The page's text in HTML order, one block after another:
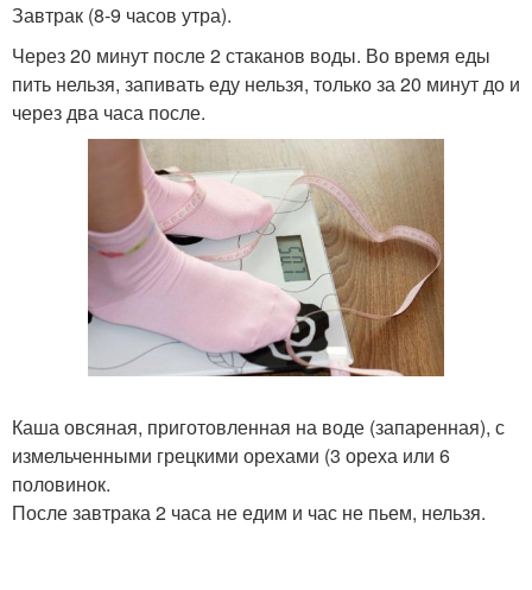
Завтрак (8-9 часов утра).
Через 20 минут после 2 стаканов воды. Во время еды
пить нельзя, запивать еду нельзя, только за 20 минут до и
через два часа после.
Каша овсяная, приготовленная на воде (запаренная), с
измельченными грецкими орехами (3 ореха или 6
половинок.
После завтрака 2 часа не едим и час не пьем, нельзя.